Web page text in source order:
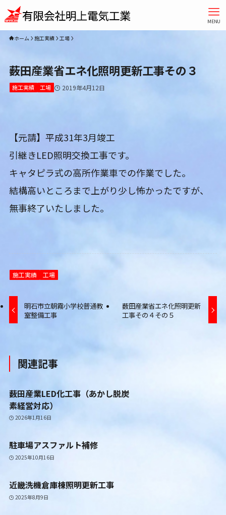
MENU
ホーム 施工実績 工場
薮田産業省エネ化照明更新工事その３
施工実績 工場 2019年4月12日
【元請】平成31年3月竣工
引継きLED照明交換工事です。
キャタピラ式の高所作業車での作業でした。
結構高いところまで上がり少し怖かったですが、
無事終了いたしました。
施工実績 工場
明石市立朝霧小学校普通教
室整備工事
薮田産業省エネ化照明更新
工事その４その５
関連記事
薮田産業LED化工事（あかし脱炭
素経営対応）
2026年1月16日
駐車場アスファルト補修
2025年10月16日
近畿洗機倉庫棟照明更新工事
2025年8月9日